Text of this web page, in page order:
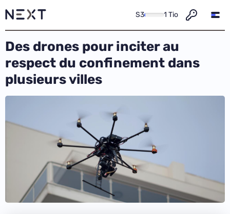
S3 1 Tio
Des drones pour inciter au
respect du confinement dans
plusieurs villes